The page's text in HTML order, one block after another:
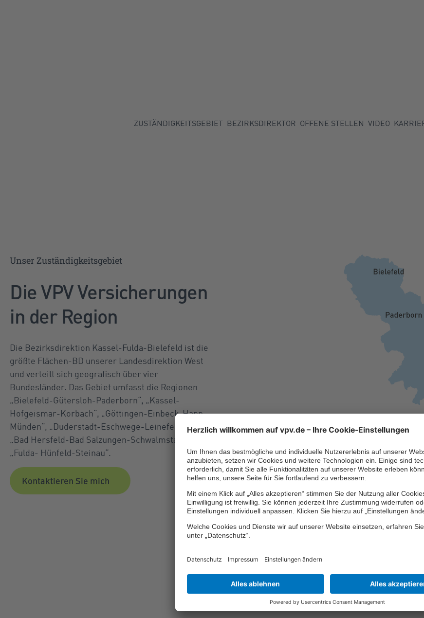
ZUSTÄNDIGKEITSGEBIET BEZIRKSDIREKTOR OFFENE STELLEN VIDEO
Unser Zuständigkeitsgebiet
Die VPV Versicherungen
in der Region
Die Bezirksdirektion Kassel-Fulda-Bielefeld ist die
größte Flächen-BD unserer Landesdirektion West
und verteilt sich geografisch über vier
Bundesländer. Das Gebiet umfasst die Regionen
„Bielefeld-Gütersloh-Paderborn“, „Kassel-
Hofgeismar-Korbach“, „Göttingen-Einbeck-Hann.
Münden“, „Duderstadt-Eschwege-Leinefelde“,
„Bad Hersfeld-Bad Salzungen-Schwalmstadt“ und
„Fulda- Hünfeld-Steinau“.
Kontaktieren Sie mich